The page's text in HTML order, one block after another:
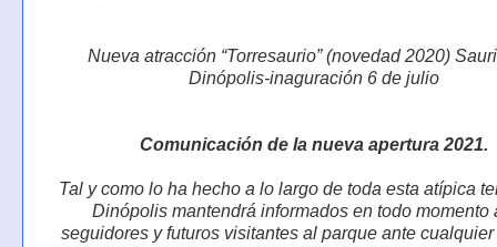
Nueva atracción “Torresaurio” (novedad 2020)
Dinópolis-inaguración 6 de julio
Comunicación de la nueva apertura 2021.
Tal y como lo ha hecho a lo largo de toda esta atípica
Dinópolis mantendrá informados en todo momento
seguidores y futuros visitantes al parque ante